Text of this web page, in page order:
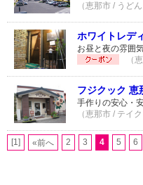
（恵那市 / うど
ホワイトレデ
お昼と夜の雰囲
（
フジクック 恵
手作りの安心・
（恵那市 / テイ
[1] «前へ 2 3 4 5 6